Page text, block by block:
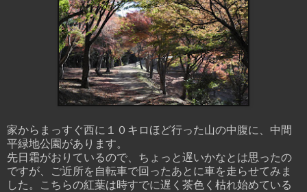
家からまっすぐ西に１０キロほど行った山の中腹に、中間
平緑地公園があります。
先日霜がおりているので、ちょっと遅いかなとは思ったの
ですが、ご近所を自転車で回ったあとに車を走らせてみま
した。こちらの紅葉は時すでに遅く茶色く枯れ始めている